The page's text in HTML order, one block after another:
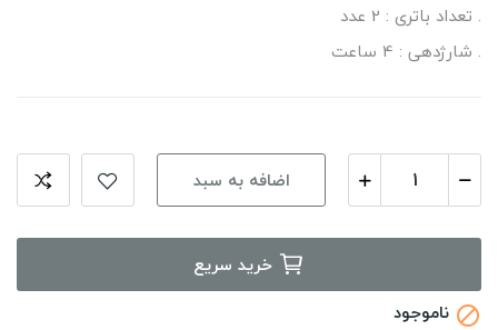
. تعداد باتری : 2 عدد
. شارژدهی : 4 ساعت
اضافه به سبد
خرید سریع
 ناموجود